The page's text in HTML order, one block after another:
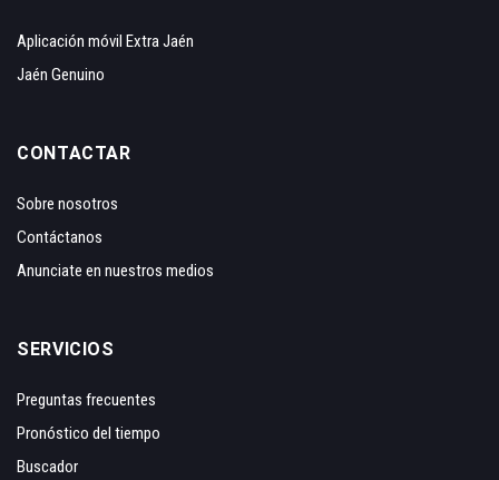
Aplicación móvil Extra Jaén
Jaén Genuino
CONTACTAR
Sobre nosotros
Contáctanos
Anunciate en nuestros medios
SERVICIOS
Preguntas frecuentes
Pronóstico del tiempo
Buscador